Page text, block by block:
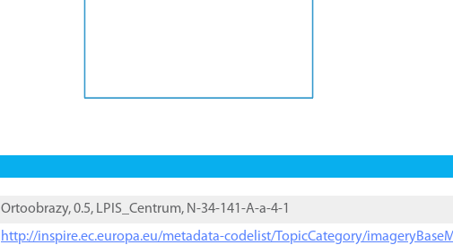
Ortoobrazy, 0.5, LPIS_Centrum, N-34-141-A-a-4-1
http://inspire.ec.europa.eu/metadata-codelist/TopicCategory/